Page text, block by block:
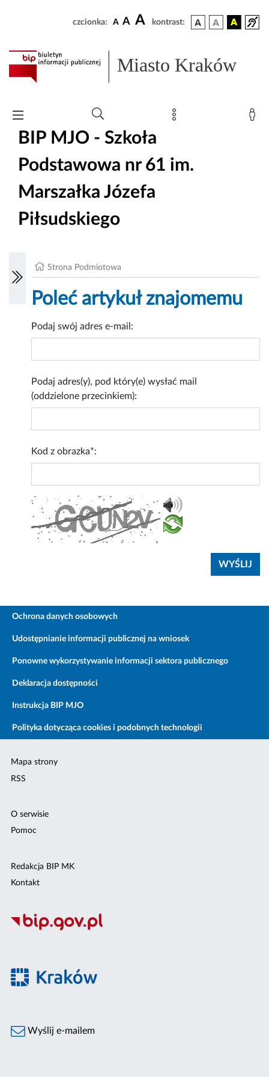
czcionka: A A A kontrast:
Miasto Kraków
BIP MJO - Szkoła
Podstawowa nr 61 im.
Marszałka Józefa
Piłsudskiego
Strona Podmiotowa
Poleć artykuł znajomemu
Podaj swój adres e-mail:
Podaj adres(y), pod który(e) wysłać mail
(oddzielone przecinkiem):
Kod z obrazka*:
Ochrona danych osobowych
Udostępnianie informacji publicznej na wniosek
Ponowne wykorzystywanie informacji sektora publicznego
Deklaracja dostępności
Instrukcja BIP MJO
Polityka dotycząca cookies i podobnych technologii
Mapa strony
RSS
O serwisie
Pomoc
Redakcja BIP MK
Kontakt
Wyślij e-mailem